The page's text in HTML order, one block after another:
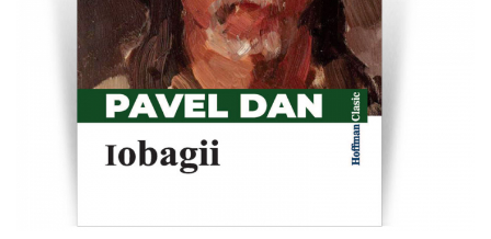
Literatura
Contemporana